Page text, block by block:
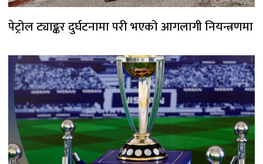
पेट्रोल ट्याङ्कर दुर्घटनामा परी भएको आगलागी नियन्त्रणमा